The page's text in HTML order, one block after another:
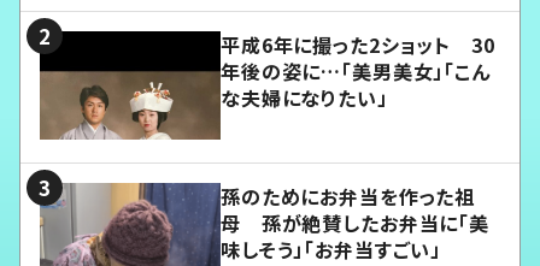
平成6年に撮った2ショット 30
年後の姿に…「美男美女」「こん
な夫婦になりたい」
孫のためにお弁当を作った祖
母 孫が絶賛したお弁当に「美
味しそう」「お弁当すごい」